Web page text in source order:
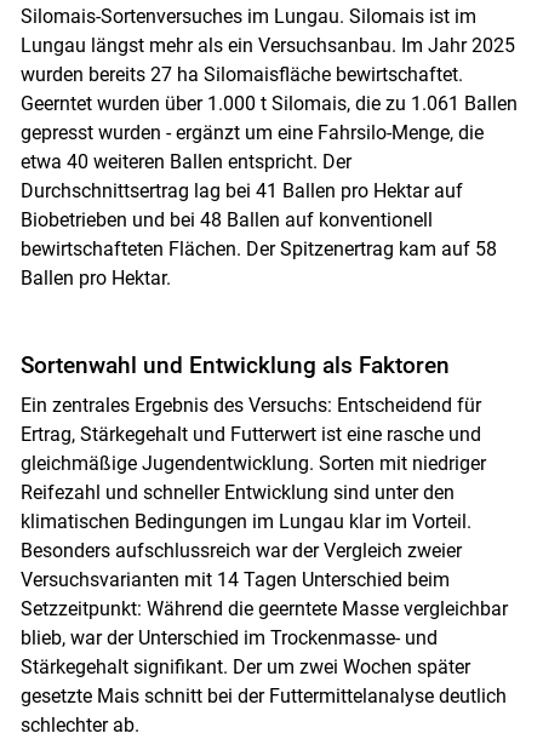
Skip to main content
Silomais-Sortenversuches im Lungau. Silomais ist im
Lungau längst mehr als ein Versuchsanbau. Im Jahr 2025
wurden bereits 27 ha Silomaisfläche bewirtschaftet.
Geerntet wurden über 1.000 t Silomais, die zu 1.061 Ballen
gepresst wurden - ergänzt um eine Fahrsilo-Menge, die
etwa 40 weiteren Ballen entspricht. Der
Durchschnittsertrag lag bei 41 Ballen pro Hektar auf
Biobetrieben und bei 48 Ballen auf konventionell
bewirtschafteten Flächen. Der Spitzenertrag kam auf 58
Ballen pro Hektar.
Sortenwahl und Entwicklung als Faktoren
Ein zentrales Ergebnis des Versuchs: Entscheidend für
Ertrag, Stärkegehalt und Futterwert ist eine rasche und
gleichmäßige Jugendentwicklung. Sorten mit niedriger
Reifezahl und schneller Entwicklung sind unter den
klimatischen Bedingungen im Lungau klar im Vorteil.
Besonders aufschlussreich war der Vergleich zweier
Versuchsvarianten mit 14 Tagen Unterschied beim
Setzzeitpunkt: Während die geerntete Masse vergleichbar
blieb, war der Unterschied im Trockenmasse- und
Stärkegehalt signifikant. Der um zwei Wochen später
gesetzte Mais schnitt bei der Futtermittelanalyse deutlich
schlechter ab.